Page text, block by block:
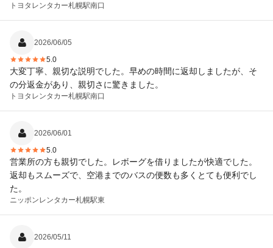
トヨタレンタカー札幌駅南口
2026/06/05
5.0
大変丁寧、親切な説明でした。早めの時間に返却しましたが、そ
の分返金があり、親切さに驚きました。
トヨタレンタカー札幌駅南口
2026/06/01
5.0
営業所の方も親切でした。レボーグを借りましたが快適でした。
返却もスムーズで、空港までのバスの便数も多くとても便利でし
た。
ニッポンレンタカー札幌駅東
2026/05/11